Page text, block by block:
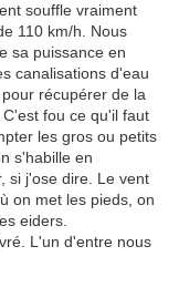
souffle vraiment
110 km/h. Nous
sa puissance en
canalisations d'eau
récupérer de la
fou ce qu'il faut
les gros ou petits
s'habille en
si j'ose dire. Le vent
on met les pieds, on
eiders.
L'un d'entre nous